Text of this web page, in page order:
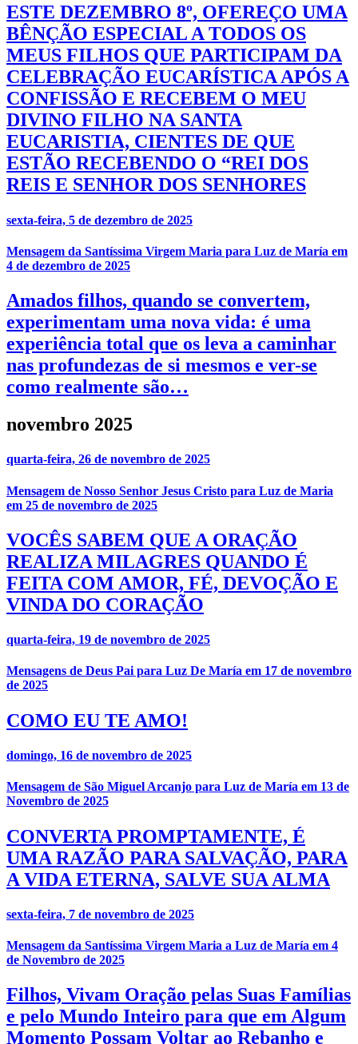
ESTE DEZEMBRO 8º, OFEREÇO UMA
BÊNÇÃO ESPECIAL A TODOS OS
MEUS FILHOS QUE PARTICIPAM DA
CELEBRAÇÃO EUCARÍSTICA APÓS A
CONFISSÃO E RECEBEM O MEU
DIVINO FILHO NA SANTA
EUCARISTIA, CIENTES DE QUE
ESTÃO RECEBENDO O “REI DOS
REIS E SENHOR DOS SENHORES
sexta-feira, 5 de dezembro de 2025
Mensagem da Santíssima Virgem Maria para Luz de María em
4 de dezembro de 2025
Amados filhos, quando se convertem,
experimentam uma nova vida: é uma
experiência total que os leva a caminhar
nas profundezas de si mesmos e ver-se
como realmente são…
novembro 2025
quarta-feira, 26 de novembro de 2025
Mensagem de Nosso Senhor Jesus Cristo para Luz de Maria
em 25 de novembro de 2025
VOCÊS SABEM QUE A ORAÇÃO
REALIZA MILAGRES QUANDO É
FEITA COM AMOR, FÉ, DEVOÇÃO E
VINDA DO CORAÇÃO
quarta-feira, 19 de novembro de 2025
Mensagens de Deus Pai para Luz De María em 17 de novembro
de 2025
COMO EU TE AMO!
domingo, 16 de novembro de 2025
Mensagem de São Miguel Arcanjo para Luz de María em 13 de
Novembro de 2025
CONVERTA PROMPTAMENTE, É
UMA RAZÃO PARA SALVAÇÃO, PARA
A VIDA ETERNA, SALVE SUA ALMA
sexta-feira, 7 de novembro de 2025
Mensagem da Santíssima Virgem Maria a Luz de María em 4
de Novembro de 2025
Filhos, Vivam Oração pelas Suas Famílias
e pelo Mundo Inteiro para que em Algum
Momento Possam Voltar ao Rebanho e